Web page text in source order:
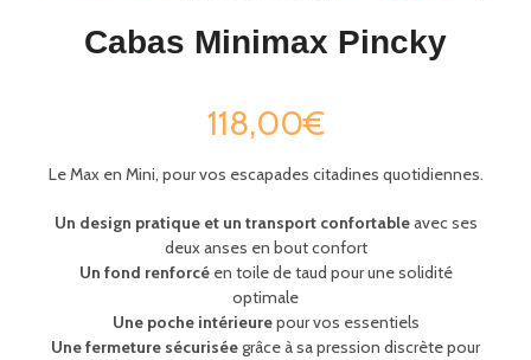
Cabas Minimax Pincky
118,00€
Le Max en Mini, pour vos escapades citadines quotidiennes.
Un design pratique et un transport confortableavec ses
deux anses en bout confort
Un fond renforcéen toile de taud pour une solidité
optimale
Une poche intérieurepour vos essentiels
Une fermeture sécuriséegrâce à sa pression discrète pour